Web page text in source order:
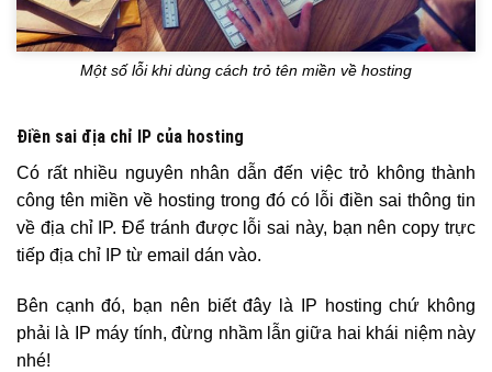
Một số lỗi khi dùng cách trỏ tên miền về hosting
Điền sai địa chỉ IP của hosting
Có rất nhiều nguyên nhân dẫn đến việc trỏ không thành
công tên miền về hosting trong đó có lỗi điền sai thông tin
về địa chỉ IP. Để tránh được lỗi sai này, bạn nên copy trực
tiếp địa chỉ IP từ email dán vào.
Bên cạnh đó, bạn nên biết đây là IP hosting chứ không
phải là IP máy tính, đừng nhầm lẫn giữa hai khái niệm này
nhé!